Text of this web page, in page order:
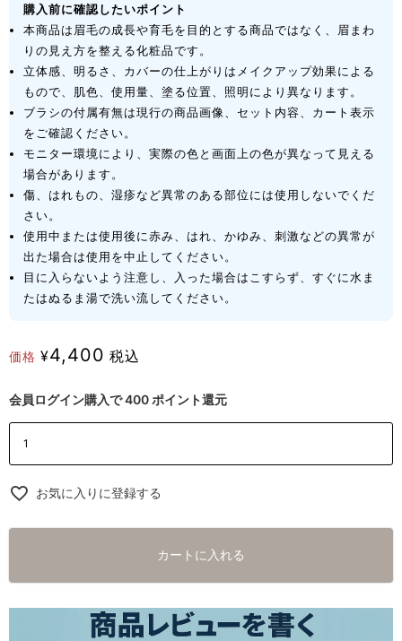
購入前に確認したいポイント
本商品は眉毛の成長や育毛を目的とする商品ではなく、眉まわ
りの見え方を整える化粧品です。
立体感、明るさ、カバーの仕上がりはメイクアップ効果による
もので、肌色、使用量、塗る位置、照明により異なります。
ブラシの付属有無は現行の商品画像、セット内容、カート表示
をご確認ください。
モニター環境により、実際の色と画面上の色が異なって見える
場合があります。
傷、はれもの、湿疹など異常のある部位には使用しないでくだ
さい。
使用中または使用後に赤み、はれ、かゆみ、刺激などの異常が
出た場合は使用を中止してください。
目に入らないよう注意し、入った場合はこすらず、すぐに水ま
たはぬるま湯で洗い流してください。
価格 ¥4,400 税込
会員ログイン購入で400 ポイント還元
お気に入りに登録する
カートに入れる